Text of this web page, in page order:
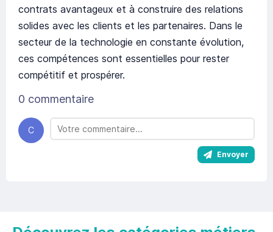
contrats avantageux et à construire des relations
solides avec les clients et les partenaires. Dans le
secteur de la technologie en constante évolution,
ces compétences sont essentielles pour rester
compétitif et prospérer.
0 commentaire
C
Envoyer